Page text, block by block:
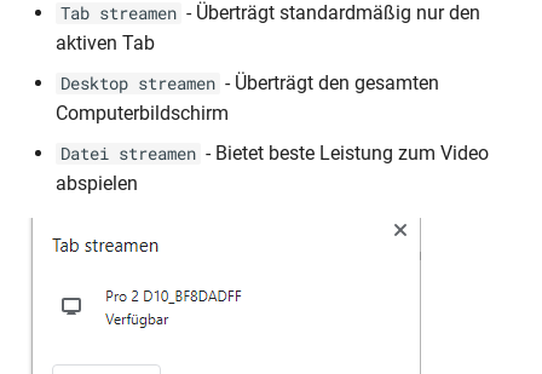
Tab streamen - Überträgt standardmäßig nur den
aktiven Tab
Desktop streamen - Überträgt den gesamten
Computerbildschirm
Datei streamen - Bietet beste Leistung zum Video
abspielen